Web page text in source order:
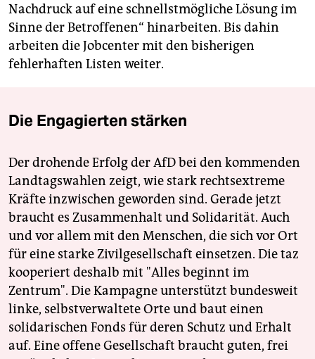
Nachdruck auf eine schnellstmögliche Lösung im
Sinne der Betroffenen“ hinarbeiten. Bis dahin
arbeiten die Jobcenter mit den bisherigen
fehlerhaften Listen weiter.
Die Engagierten stärken
Der drohende Erfolg der AfD bei den kommenden
Landtagswahlen zeigt, wie stark rechtsextreme
Kräfte inzwischen geworden sind. Gerade jetzt
braucht es Zusammenhalt und Solidarität. Auch
und vor allem mit den Menschen, die sich vor Ort
für eine starke Zivilgesellschaft einsetzen. Die taz
kooperiert deshalb mit "Alles beginnt im
Zentrum". Die Kampagne unterstützt bundesweit
linke, selbstverwaltete Orte und baut einen
solidarischen Fonds für deren Schutz und Erhalt
auf. Eine offene Gesellschaft braucht guten, frei